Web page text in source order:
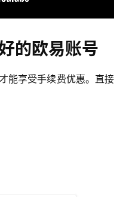
的欧易账号
能享受手续费优惠。直接